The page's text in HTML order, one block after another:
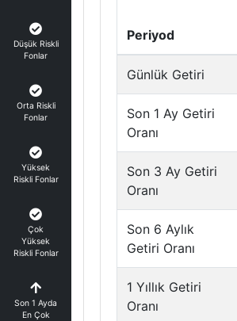
Düşük Riskli
Fonlar
Orta Riskli
Fonlar
Yüksek
Riskli Fonlar
Çok
Yüksek
Riskli Fonlar
Son 1 Ayda
En Çok
Periyod
Günlük Getiri
Son 1 Ay Getiri
Oranı
Son 3 Ay Getiri
Oranı
Son 6 Aylık
Getiri Oranı
1 Yıllık Getiri
Oranı